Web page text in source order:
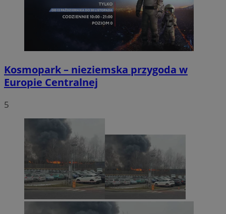
Kosmopark – nieziemska przygoda w
Europie Centralnej
5